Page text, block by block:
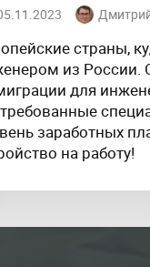
страны,
из России.
для
заработных
на работу!